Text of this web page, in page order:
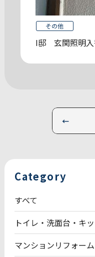
その他
I邸 玄関照明
Category
すべて
トイレ・洗面台・キ
マンションリフォーム